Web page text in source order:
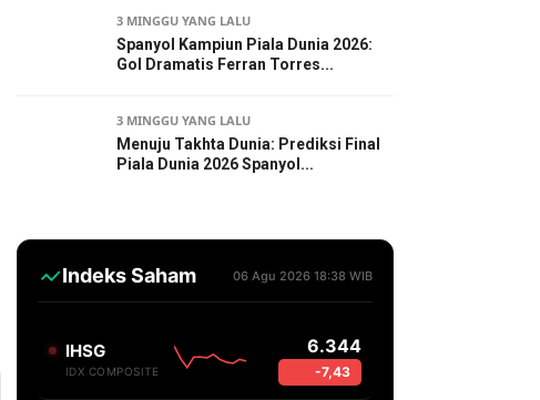
3 MINGGU YANG LALU
Spanyol Kampiun Piala Dunia 2026:
Gol Dramatis Ferran Torres...
3 MINGGU YANG LALU
Menuju Takhta Dunia: Prediksi Final
Piala Dunia 2026 Spanyol...
Indeks Saham 06 Agu 2026 18:38 WIB
IHSG
IDX COMPOSITE
6.344
-7,43